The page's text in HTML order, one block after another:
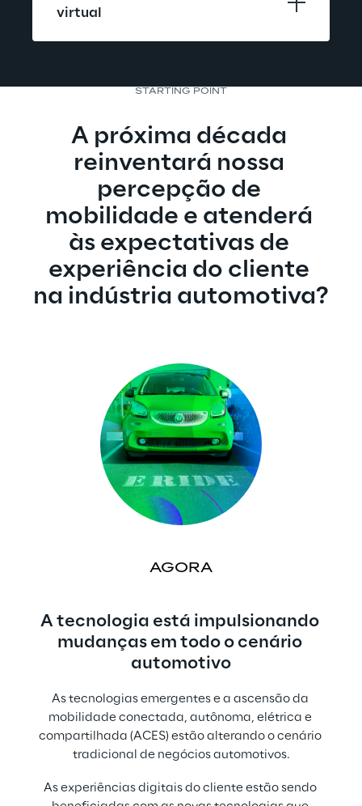
virtual
STARTING POINT
A próxima década
reinventará nossa
percepção de
mobilidade e atenderá
às expectativas de
experiência do cliente
na indústria automotiva?
AGORA
A tecnologia está impulsionando
mudanças em todo o cenário
automotivo
As tecnologias emergentes e a ascensão da
mobilidade conectada, autônoma, elétrica e
compartilhada (ACES) estão alterando o cenário
tradicional de negócios automotivos.
As experiências digitais do cliente estão sendo